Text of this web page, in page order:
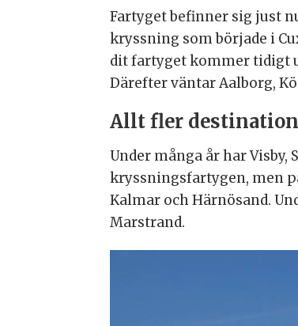
Fartyget befinner sig just
kryssning som började i
dit fartyget kommer tidigt
Därefter väntar Aalborg,
Allt fler
Under många år har
kryssningsfartygen, men
Kalmar och Härnösand.
Marstrand.